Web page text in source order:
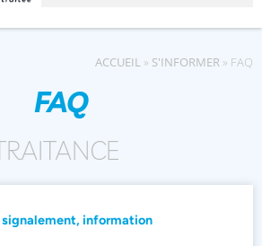
ACCUEIL » S'INFORMER » FAQ
FAQ
information